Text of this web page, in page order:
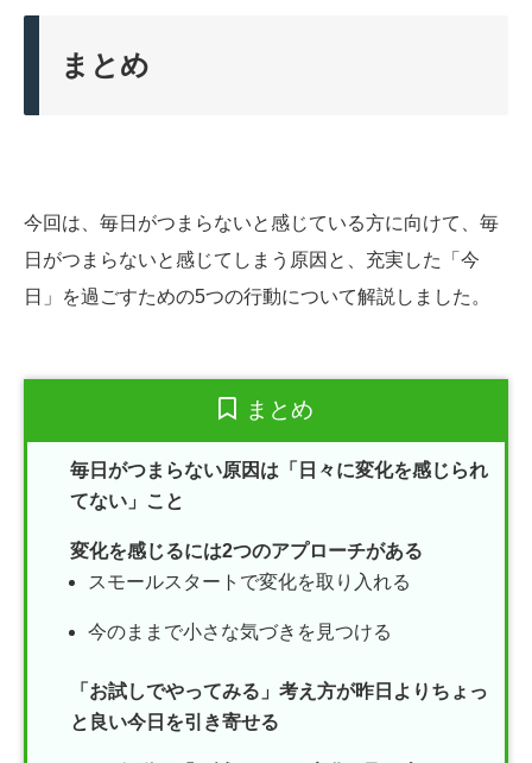
まとめ
今回は、毎日がつまらないと感じている方に向けて、毎
日がつまらないと感じてしまう原因と、充実した「今
日」を過ごすための5つの行動について解説しました。
まとめ
毎日がつまらない原因は「日々に変化を感じられ
てない」こと
変化を感じるには2つのアプローチがある
スモールスタートで変化を取り入れる
今のままで小さな気づきを見つける
「お試しでやってみる」考え方が昨日よりちょっ
と良い今日を引き寄せる